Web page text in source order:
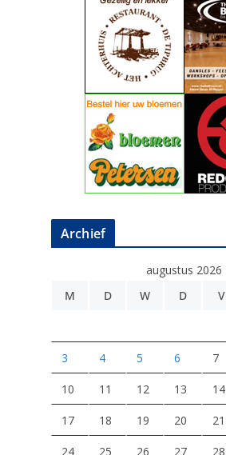
Archief
augustus 2026
M
D W D V
3 4 5 6 7
10 11 12 13 14
17 18 19 20 21
24 25 26 27 28